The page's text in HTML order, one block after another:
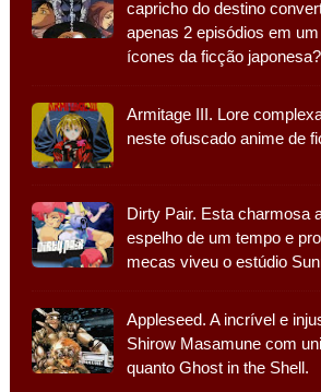
capricho do destino
apenas 2 episódios em
ícones da ficção japonesa?
Armitage III. Lore
neste ofuscado anime de
Dirty Pair. Esta charmosa
espelho de um tempo e
mecas viveu o estúdio
Appleseed. A incrível e
Shirow Masamune com
quanto Ghost in the Shell.